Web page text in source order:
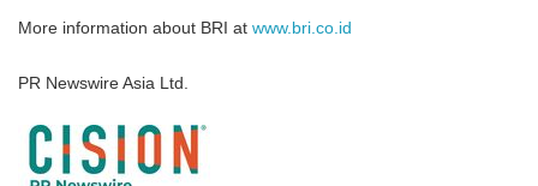
More information about BRI at www.bri.co.id
PR Newswire Asia Ltd.